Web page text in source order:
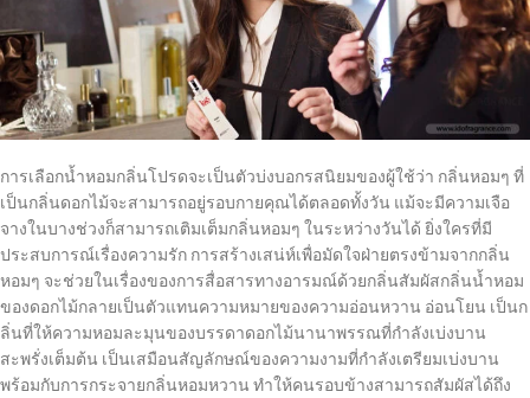
การเลือกน้ำหอมกลิ่นโปรดจะเป็นตัวบ่งบอกรสนิยมของผู้ใช้ว่า กลิ่นหอมๆ ที่
เป็นกลิ่นดอกไม้จะสามารถอยู่รอบกายคุณได้ตลอดทั้งวัน แม้จะมีความเจือ
จางในบางช่วงก็สามารถเติมเต็มกลิ่นหอมๆ ในระหว่างวันได้ ยิ่งใครที่มี
ประสบการณ์เรื่องความรัก การสร้างเสน่ห์เพื่อมัดใจฝ่ายตรงข้ามจากกลิ่น
หอมๆ จะช่วยในเรื่องของการสื่อสารทางอารมณ์ด้วยกลิ่นสัมผัสกลิ่นน้ำหอม
ของดอกไม้กลายเป็นตัวแทนความหมายของความอ่อนหวาน อ่อนโยน เป็นก
ลิ่นที่ให้ความหอมละมุนของบรรดาดอกไม้นานาพรรณที่กำลังเบ่งบาน
สะพรั่งเต็มต้น เป็นเสมือนสัญลักษณ์ของความงามที่กำลังเตรียมเบ่งบาน
พร้อมกับการกระจายกลิ่นหอมหวาน ทำให้คนรอบข้างสามารถสัมผัสได้ถึง